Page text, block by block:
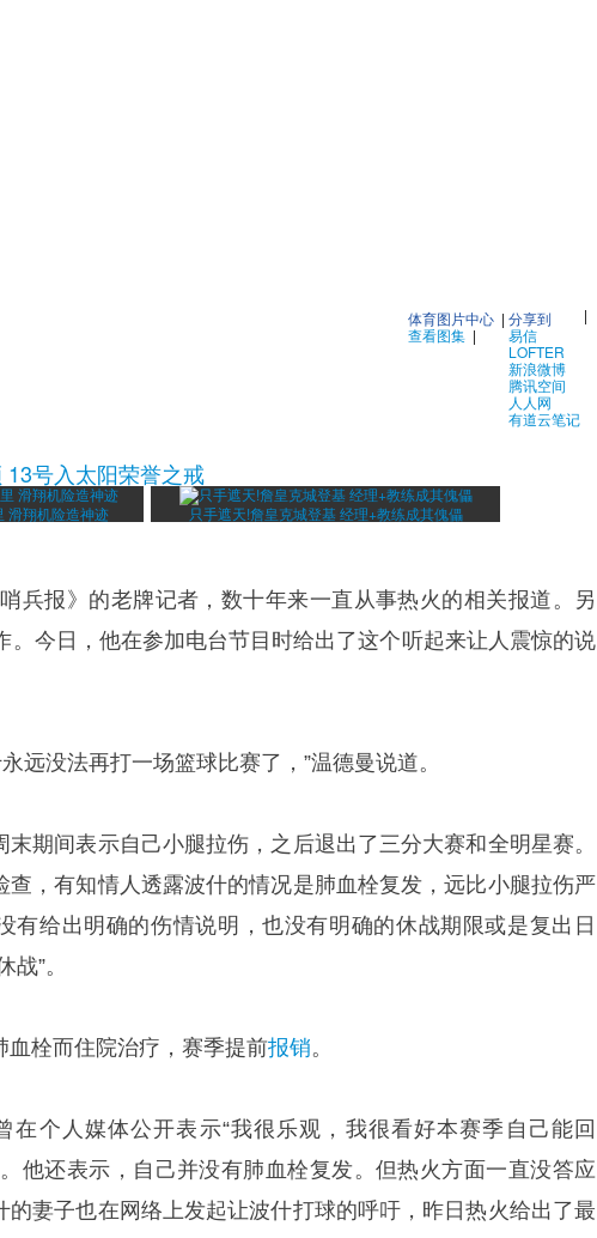
|
分享到
易信
LOFTER
新浪微博
腾讯空间
人人网
有道云笔记
体育图片中心 |
查看图集 |
号入太阳荣誉之戒
滑翔机险造神迹 只手遮天!詹皇克城登基 经理+教练成其傀儡
兵报》的老牌记者，数十年来一直从事热火的相关报道。另
。今日，他在参加电台节目时给出了这个听起来让人震惊的说
远没法再打一场篮球比赛了，”温德曼说道。
期间表示自己小腿拉伤，之后退出了三分大赛和全明星赛。
查，有知情人透露波什的情况是肺血栓复发，远比小腿拉伤严
有给出明确的伤情说明，也没有明确的休战期限或是复出日
”。
血栓而住院治疗，赛季提前报销。
在个人媒体公开表示“我很乐观，我很看好本赛季自己能回
他还表示，自己并没有肺血栓复发。但热火方面一直没答应
的妻子也在网络上发起让波什打球的呼吁，昨日热火给出了最